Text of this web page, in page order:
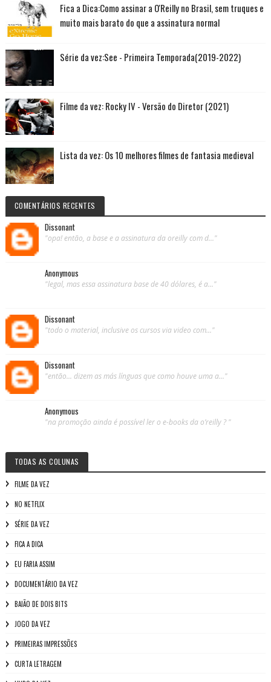
Fica a Dica:Como assinar a O'Reilly no Brasil, sem truques e
muito mais barato do que a assinatura normal
Série da vez:See - Primeira Temporada(2019-2022)
Filme da vez: Rocky IV - Versão do Diretor (2021)
Lista da vez: Os 10 melhores filmes de fantasia medieval
COMENTÁRIOS RECENTES
Dissonant
"opa! então, a base e a assinatura da oreilly com d..."
Anonymous
"legal, mas essa assinatura base de 40 dólares, é a..."
Dissonant
"todo o material, inclusive os cursos via video com..."
Dissonant
"então... dizem as más línguas que como houve uma a..."
Anonymous
"na promoção ainda é possível ler o e-books da o’reilly ? "
TODAS AS COLUNAS
FILME DA VEZ
NO NETFLIX
SÉRIE DA VEZ
FICA A DICA
EU FARIA ASSIM
DOCUMENTÁRIO DA VEZ
BAIÃO DE DOIS BITS
JOGO DA VEZ
PRIMEIRAS IMPRESSÕES
CURTA LETRAGEM